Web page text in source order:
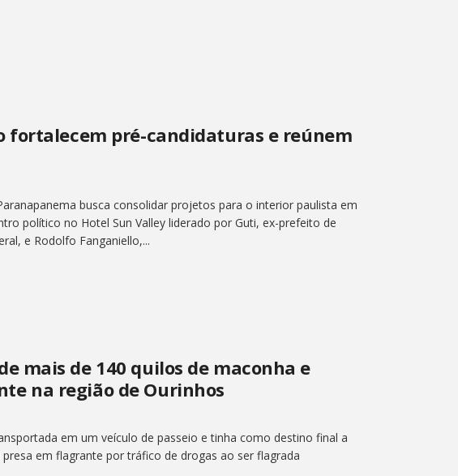
fortalecem pré-candidaturas e reúnem
busca consolidar projetos para o interior paulista em
político no Hotel Sun Valley liderado por Guti, ex-prefeito de
e Rodolfo Fanganiello,...
mais de 140 quilos de maconha e
na região de Ourinhos
em um veículo de passeio e tinha como destino final a
em flagrante por tráfico de drogas ao ser flagrada